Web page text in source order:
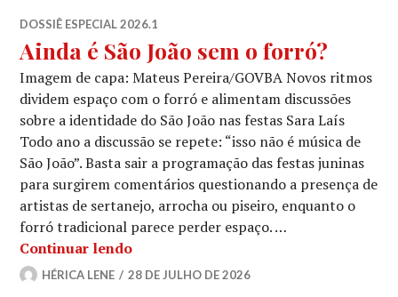
DOSSIÊ ESPECIAL 2026.1
Ainda é São João sem o forró?
Imagem de capa: Mateus Pereira/GOVBA Novos ritmos
dividem espaço com o forró e alimentam discussões
sobre a identidade do São João nas festas Sara Laís
Todo ano a discussão se repete: “isso não é música de
São João”. Basta sair a programação das festas juninas
para surgirem comentários questionando a presença de
artistas de sertanejo, arrocha ou piseiro, enquanto o
forró tradicional parece perder espaço. …
Continuar lendoAinda é São João sem o forró?
HÉRICA LENE 28 DE JULHO DE 2026